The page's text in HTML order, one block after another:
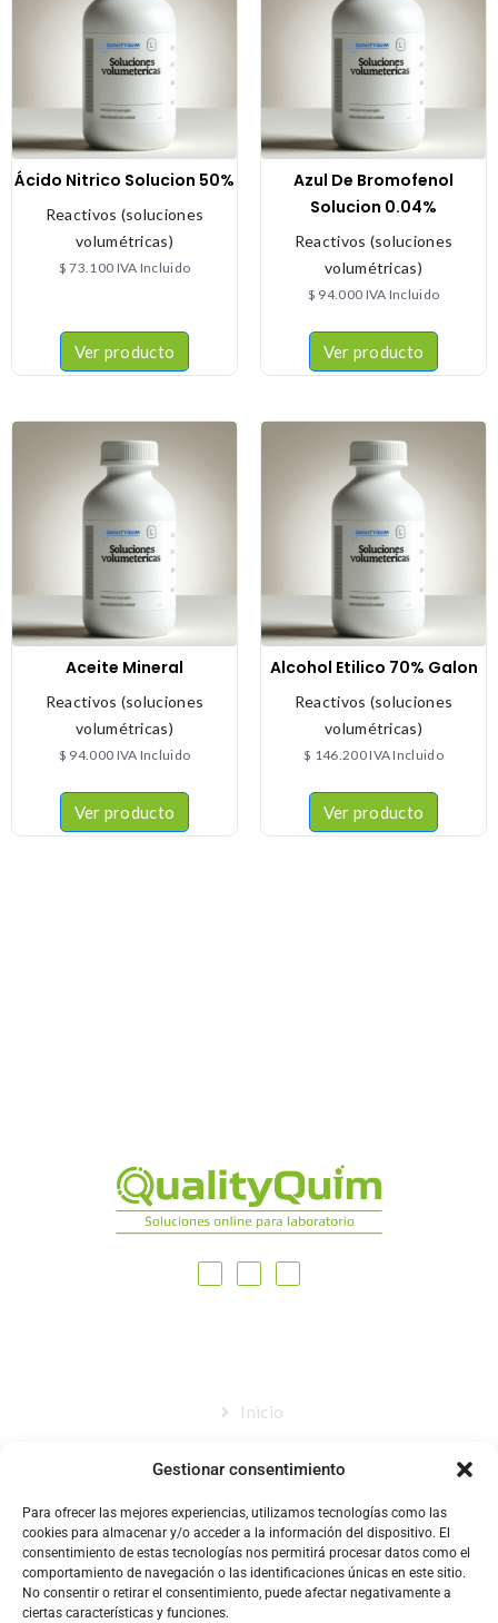
Gestionar consentimiento
Para ofrecer las mejores experiencias, utilizamos tecnologías como las
cookies para almacenar y/o acceder a la información del dispositivo. El
consentimiento de estas tecnologías nos permitirá procesar datos como el
comportamiento de navegación o las identificaciones únicas en este sitio.
No consentir o retirar el consentimiento, puede afectar negativamente a
ciertas características y funciones.
Ácido Nitrico Solucion 50%
Reactivos (soluciones
volumétricas)
$ 73.100 IVA Incluido
Ver producto
Azul De Bromofenol
Solucion 0.04%
Reactivos (soluciones
volumétricas)
$ 94.000 IVA Incluido
Ver producto
Aceite Mineral
Reactivos (soluciones
volumétricas)
$ 94.000 IVA Incluido
Ver producto
Alcohol Etilico 70% Galon
Reactivos (soluciones
volumétricas)
$ 146.200IVA Incluido
Ver producto
Inicio
Catálogo
Blog
Contacto